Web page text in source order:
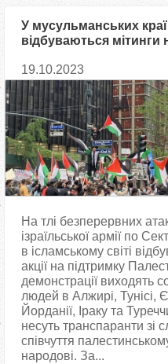
У мусульманських
відбуваються мітинги
народу
19.10.2023
На тлі безперервних
ізраїльської армії по
в ісламському світі
акції на підтримку
демонстрації виходять
людей в Алжирі, Тунісі,
Йорданії, Іраку та
несуть транспаранти зі
співчуття
народові. За...